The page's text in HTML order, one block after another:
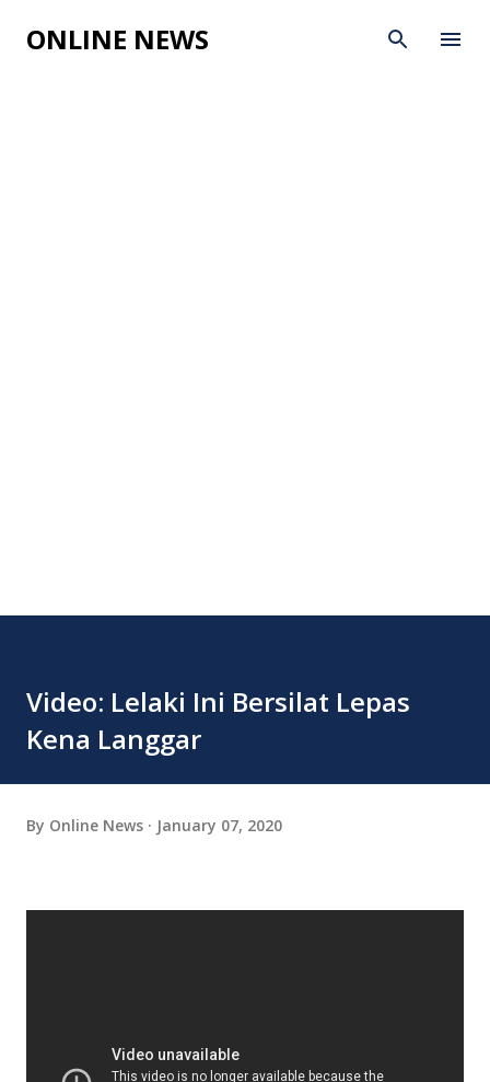
Skip to main content
ONLINE NEWS
Video: Lelaki Ini Bersilat Lepas
Kena Langgar
By Online News January 07, 2020